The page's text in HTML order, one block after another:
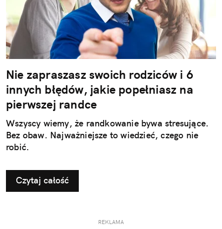
Nie zapraszasz swoich rodziców i 6
innych błędów, jakie popełniasz na
pierwszej randce
Wszyscy wiemy, że randkowanie bywa stresujące.
Bez obaw. Najważniejsze to wiedzieć, czego nie
robić.
Czytaj całość
REKLAMA